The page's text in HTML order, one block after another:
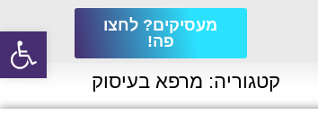
מעסיקים? לחצו
פה!
קטגוריה: מרפא בעיסוק